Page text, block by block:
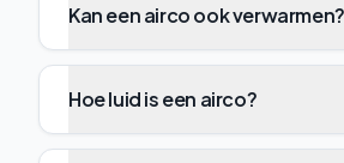
Kan een airco ook verwarmen?
Hoe luid is een airco?